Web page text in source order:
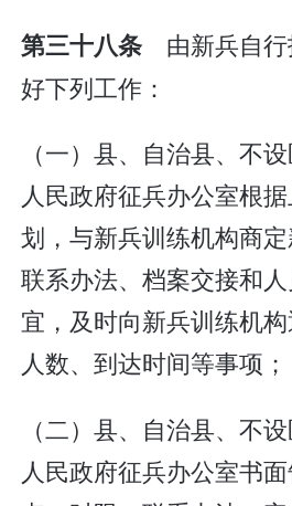
第三十八条 由新兵自行
好下列工作：
（一）县、自治县、不
人民政府征兵办公室根
划，与新兵训练机构商定
联系办法、档案交接和
宜，及时向新兵训练机构
人数、到达时间等事项；
（二）县、自治县、不
人民政府征兵办公室书